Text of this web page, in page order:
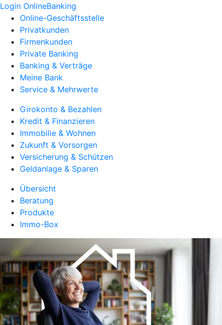
Login OnlineBanking
Online-Geschäftsstelle
Privatkunden
Firmenkunden
Private Banking
Banking & Verträge
Meine Bank
Service & Mehrwerte
Girokonto & Bezahlen
Kredit & Finanzieren
Immobilie & Wohnen
Zukunft & Vorsorgen
Versicherung & Schützen
Geldanlage & Sparen
Übersicht
Beratung
Produkte
Immo-Box